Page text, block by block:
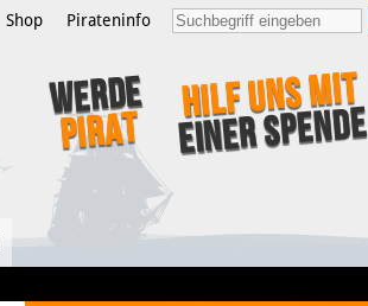
Shop Pirateninfo
Werde
Pirat
Hilf uns mit
einer Spende